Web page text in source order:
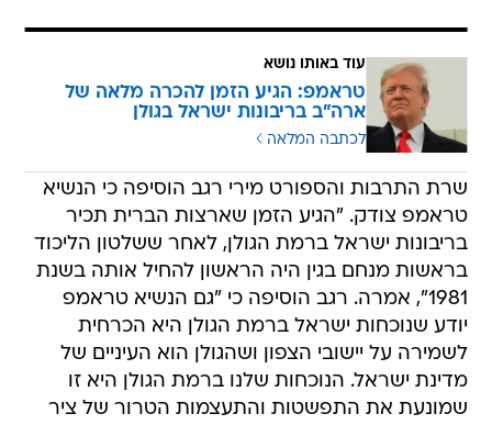
עוד באותו נושא
טראמפ: הגיע הזמן להכרה מלאה של
ארה"ב בריבונות ישראל בגולן
לכתבה המלאה
שרת התרבות והספורט מירי רגב הוסיפה כי הנשיא
טראמפ צודק. "הגיע הזמן שארצות הברית תכיר
בריבונות ישראל ברמת הגולן, לאחר ששלטון הליכוד
בראשות מנחם בגין היה הראשון להחיל אותה בשנת
1981", אמרה. רגב הוסיפה כי "גם הנשיא טראמפ
יודע שנוכחות ישראל ברמת הגולן היא הכרחית
לשמירה על יישובי הצפון ושהגולן הוא העיניים של
מדינת ישראל. הנוכחות שלנו ברמת הגולן היא זו
שמונעת את התפשטות והתעצמות הטרור של ציר